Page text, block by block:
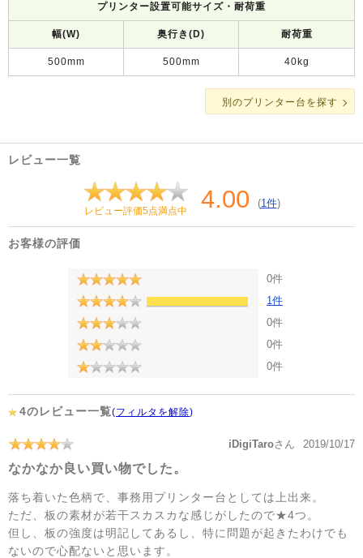
プリンター設置可能サイズ・耐荷重
幅(W) 奥行き(D) 耐荷重
500mm 500mm 40kg
別のプリンター台を探す
レビュー一覧
レビュー評価5点満点中 4.00 (1件)
お客様の評価
0件
1件
0件
0件
0件
4のレビュー一覧(フィルタを解除)
iDigiTaroさん 2019/10/17
なかなか良い買い物でした。
落ち着いた色柄で、事務用プリンター台としては上出来。
ただ、板の素材が若干スカスカな感じがしたので★4つ。
但し、板の強度は明記してあるし、特に問題が起きたわけでも
ないので心配ないと思います。